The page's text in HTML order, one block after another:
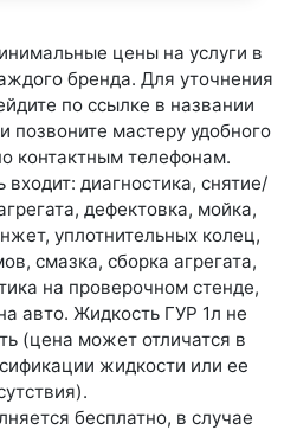
цены на услуги в
бренда. Для уточнения
по ссылке в названии
позвоните мастеру удобного
контактным телефонам.
диагностика, снятие/
дефектовка, мойка,
уплотнительных колец,
смазка, сборка агрегата,
на проверочном стенде,
авто. Жидкость ГУР 1л не
(цена может отличатся в
жидкости или ее
бесплатно, в случае